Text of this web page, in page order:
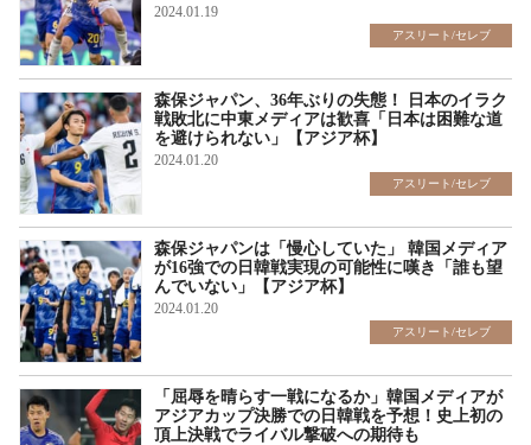
2024.01.19
アスリート/セレブ
森保ジャパン、36年ぶりの失態！ 日本のイラク
戦敗北に中東メディアは歓喜「日本は困難な道
を避けられない」【アジア杯】
2024.01.20
アスリート/セレブ
森保ジャパンは「慢心していた」 韓国メディア
が16強での日韓戦実現の可能性に嘆き「誰も望
んでいない」【アジア杯】
2024.01.20
アスリート/セレブ
「屈辱を晴らす一戦になるか」韓国メディアが
アジアカップ決勝での日韓戦を予想！史上初の
頂上決戦でライバル撃破への期待も